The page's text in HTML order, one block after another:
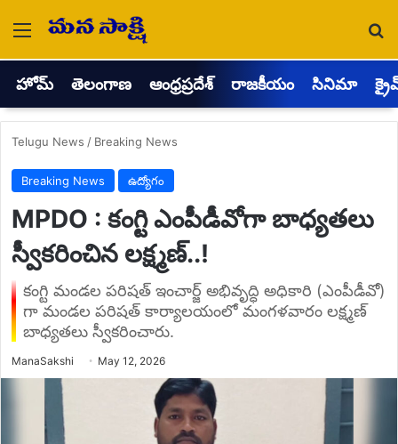
Menu
హోమ్ తెలంగాణ ఆంధ్రప్రదేశ్ రాజకీయం సినిమా
Telugu News / Breaking News
Breaking News ఉద్యోగం
MPDO : కంగ్టి ఎంపీడీవోగా బాధ్యతలు
స్వీకరించిన లక్ష్మణ్..!
కంగ్టి మండల పరిషత్ ఇంచార్జ్ అభివృద్ధి అధికారి (ఎంపీడీవో)
గా మండల పరిషత్ కార్యాలయంలో మంగళవారం లక్ష్మణ్
బాధ్యతలు స్వీకరించారు.
ManaSakshi Send May 12, 2026